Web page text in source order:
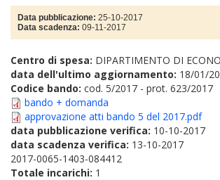
Data pubblicazione: 25-10-2017
Data scadenza: 09-11-2017
Centro di spesa: DIPARTIMENTO DI
data dell'ultimo aggiornamento: 18/01/
Codice bando: cod. 5/2017 - prot. 623/2017
bando + domanda
approvazione atti bando 5 del 2017.pdf
data pubblicazione verifica: 10-10-2017
data scadenza verifica: 13-10-2017
2017-0065-1403-084412
Totale incarichi: 1